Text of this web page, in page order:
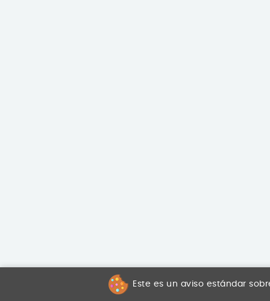
Este es un aviso estándar